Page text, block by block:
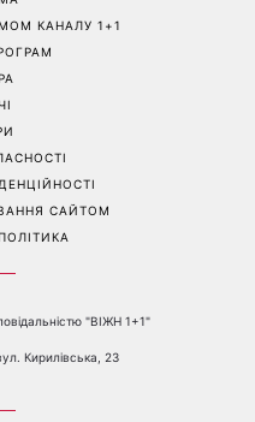
«Це був сюрприз»: Соломія
Вітвіцька розповіла, як
дізналася про вагітність та
якою була реакція чоловіка